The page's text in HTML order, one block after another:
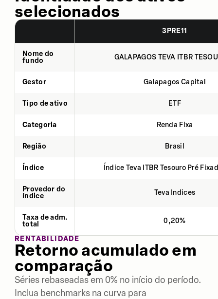
selecionados
3PRE11
Nome do
fundo
GALAPAGOS TEVA ITBR
Gestor Galapagos Capital
Tipo de ativo ETF
Categoria Renda Fixa
Região Brasil
Índice Índice Teva ITBR Tesouro Pré
Provedor do
índice
Teva Indices
Taxa de adm.
total
0,20%
RENTABILIDADE
Retorno acumulado em
comparação
Séries rebaseadas em 0% no início do período.
Inclua benchmarks na curva para